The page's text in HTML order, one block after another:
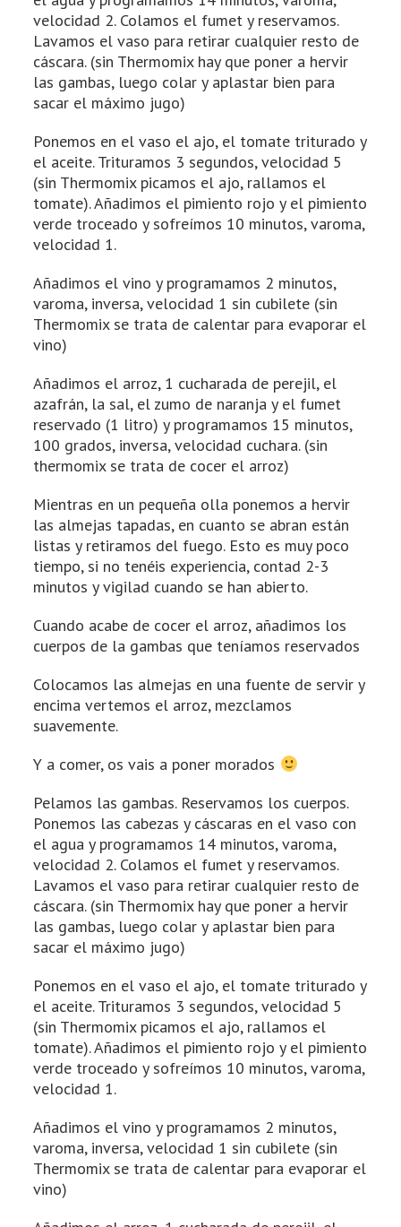
velocidad 2. Colamos el fumet y reservamos.
Lavamos el vaso para retirar cualquier resto de
cáscara. (sin Thermomix hay que poner a hervir
las gambas, luego colar y aplastar bien para
sacar el máximo jugo)
Ponemos en el vaso el ajo, el tomate triturado y
el aceite. Trituramos 3 segundos, velocidad 5
(sin Thermomix picamos el ajo, rallamos el
tomate). Añadimos el pimiento rojo y el pimiento
verde troceado y sofreímos 10 minutos, varoma,
velocidad 1.
Añadimos el vino y programamos 2 minutos,
varoma, inversa, velocidad 1 sin cubilete (sin
Thermomix se trata de calentar para evaporar el
vino)
Añadimos el arroz, 1 cucharada de perejil, el
azafrán, la sal, el zumo de naranja y el fumet
reservado (1 litro) y programamos 15 minutos,
100 grados, inversa, velocidad cuchara. (sin
thermomix se trata de cocer el arroz)
Mientras en un pequeña olla ponemos a hervir
las almejas tapadas, en cuanto se abran están
listas y retiramos del fuego. Esto es muy poco
tiempo, si no tenéis experiencia, contad 2-3
minutos y vigilad cuando se han abierto.
Cuando acabe de cocer el arroz, añadimos los
cuerpos de la gambas que teníamos reservados
Colocamos las almejas en una fuente de servir y
encima vertemos el arroz, mezclamos
suavemente.
Y a comer, os vais a poner morados
Pelamos las gambas. Reservamos los cuerpos.
Ponemos las cabezas y cáscaras en el vaso con
el agua y programamos 14 minutos, varoma,
velocidad 2. Colamos el fumet y reservamos.
Lavamos el vaso para retirar cualquier resto de
cáscara. (sin Thermomix hay que poner a hervir
las gambas, luego colar y aplastar bien para
sacar el máximo jugo)
Ponemos en el vaso el ajo, el tomate triturado y
el aceite. Trituramos 3 segundos, velocidad 5
(sin Thermomix picamos el ajo, rallamos el
tomate). Añadimos el pimiento rojo y el pimiento
verde troceado y sofreímos 10 minutos, varoma,
velocidad 1.
Añadimos el vino y programamos 2 minutos,
varoma, inversa, velocidad 1 sin cubilete (sin
Thermomix se trata de calentar para evaporar el
vino)